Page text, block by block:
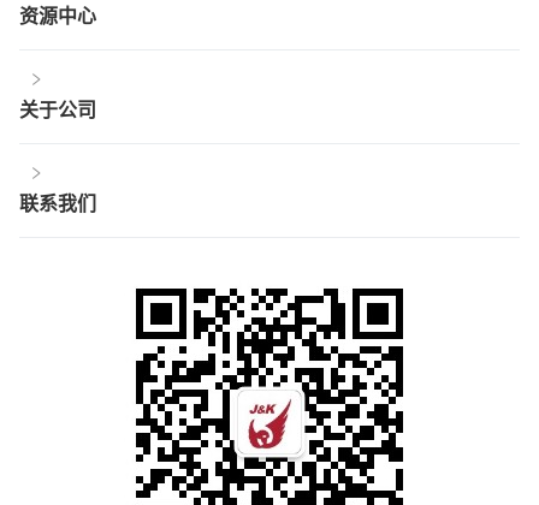
资源中心
关于公司
联系我们